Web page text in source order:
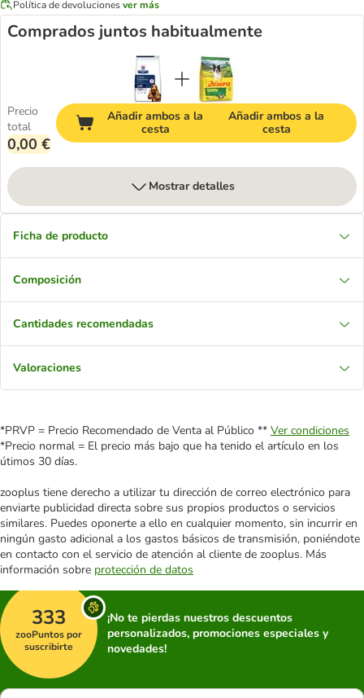
Política de devolucionesver más
Comprados juntos habitualmente
Precio
total
0,00 €
Añadir ambos a la
cesta
Añadir ambos a la
cesta
Mostrar detalles
Ficha de producto
Composición
Cantidades recomendadas
Valoraciones
*PRVP = Precio Recomendado de Venta al Público ** Ver condiciones
*Precio normal = El precio más bajo que ha tenido el artículo en los
útimos 30 días.
zooplus tiene derecho a utilizar tu dirección de correo electrónico para
enviarte publicidad directa sobre sus propios productos o servicios
similares. Puedes oponerte a ello en cualquier momento, sin incurrir en
ningún gasto adicional a los gastos básicos de transmisión, poniéndote
en contacto con el servicio de atención al cliente de zooplus. Más
información sobre protección de datos
333
zooPuntos por
suscribirte
¡No te pierdas nuestros descuentos
personalizados, promociones especiales y
novedades!